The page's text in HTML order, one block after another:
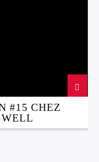
#15 CHEZ